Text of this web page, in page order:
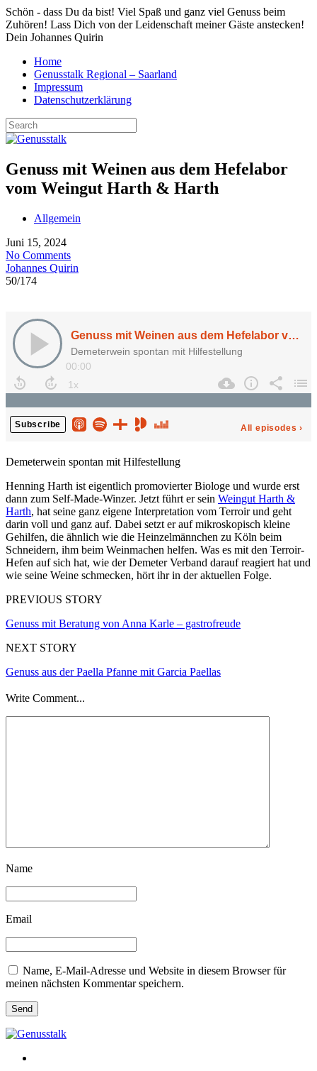
Schön - dass Du da bist! Viel Spaß und ganz viel Genuss beim
Zuhören! Lass Dich von der Leidenschaft meiner Gäste anstecken!
Dein Johannes Quirin
Home
Genusstalk Regional – Saarland
Impressum
Datenschutzerklärung
Genuss mit Weinen aus dem Hefelabor
vom Weingut Harth & Harth
Allgemein
Juni 15, 2024
No Comments
Johannes Quirin
50/174
Demeterwein spontan mit Hilfestellung
Henning Harth ist eigentlich promovierter Biologe und wurde erst
dann zum Self-Made-Winzer. Jetzt führt er sein Weingut Harth &
Harth, hat seine ganz eigene Interpretation vom Terroir und geht
darin voll und ganz auf. Dabei setzt er auf mikroskopisch kleine
Gehilfen, die ähnlich wie die Heinzelmännchen zu Köln beim
Schneidern, ihm beim Weinmachen helfen. Was es mit den Terroir-
Hefen auf sich hat, wie der Demeter Verband darauf reagiert hat und
wie seine Weine schmecken, hört ihr in der aktuellen Folge.
PREVIOUS STORY
Genuss mit Beratung von Anna Karle – gastrofreude
NEXT STORY
Genuss aus der Paella Pfanne mit Garcia Paellas
Write Comment...
Name
Email
Name, E-Mail-Adresse und Website in diesem Browser für
meinen nächsten Kommentar speichern.